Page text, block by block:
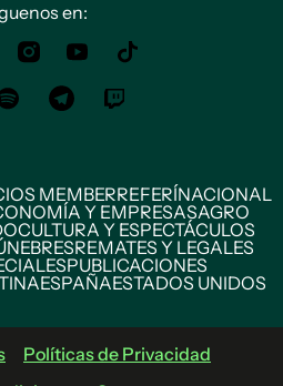
en:
MEMBERREFERÍNACIONAL
Y EMPRESASAGRO
CULTURA Y ESPECTÁCULOS
REMATES Y LEGALES
PUBLICACIONES
ESPAÑAESTADOS UNIDOS
Políticas de Privacidad